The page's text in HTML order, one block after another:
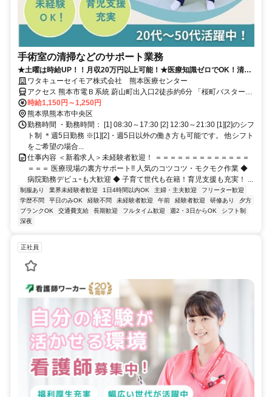
手術室の清掃などのサポート業務
★土曜は時給UP！！月収20万円以上可能！★医療知識ゼロでOK！清
掃・準備が中心◎入社後に丁寧な研修を用意しています！
ワタキューセイモア株式会社 熊本医療センター
アクセス 熊本市電Ｂ系統 蔚山町出入口2徒歩約6分 「桜町バスターミ
ナル」から徒歩10分
時給1,150円～1,250円
熊本県熊本市中央区
勤務時間 ・勤務時間： [1] 08:30～17:30 [2] 12:30～21:30 [1][2]のシフ
ト制 ＊週5日勤務 ※[1][2]・週5日以外の働き方も可能です。 他シフト
をご希望の場合...
仕事内容 ＜新着求人＞未経験者歓迎！ ＝＝＝＝＝＝＝＝＝＝＝＝＝
＝＝＝ 医療現場の裏方サポート!! 人気のコツコツ・モクモク作業 ◆
病院勤務デビュｰも大歓迎 ◆ 子育て世代も在籍！育児支援も充実！ ...
制服あり 業界未経験者歓迎 1日4時間以内OK 主婦・主夫歓迎
フリーター歓迎
学歴不問
平日のみOK 経験不問 未経験者歓迎 午前 経験者歓迎 研修あり
夕方
ブランクOK
交通費支給 長期歓迎 フルタイム歓迎 週2・3日からOK
シフト制
深夜
正社員